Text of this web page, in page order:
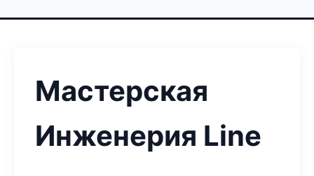
Мастерская
Инженерия Line